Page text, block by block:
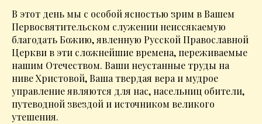
В этот день мы с особой ясностью зрим в Вашем
Первосвятительском служении неиссякаемую
благодать Божию, явленную Русской Православной
Церкви в эти сложнейшие времена, переживаемые
нашим Отечеством. Ваши неустанные труды на
ниве Христовой, Ваша твердая вера и мудрое
управление являются для нас, насельниц обители,
путеводной звездой и источником великого
утешения.